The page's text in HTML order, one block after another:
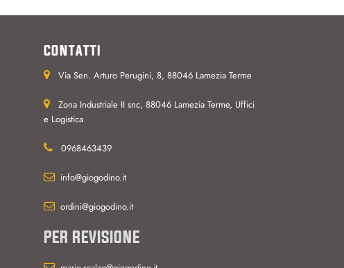
CONTATTI
Via Sen. Arturo Perugini, 8, 88046 Lamezia Terme
Zona Industriale II snc, 88046 Lamezia Terme, Uffici
e Logistica
0968463439
info@giogodino.it
ordini@giogodino.it
PER REVISIONE